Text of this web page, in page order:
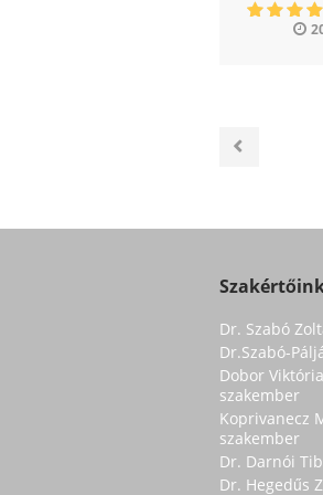
Dr. Szabó
Dr.Szabó-
Dobor
szakember
Koprivanecz
szakember
Dr. Darnói
Dr. Hegedűs